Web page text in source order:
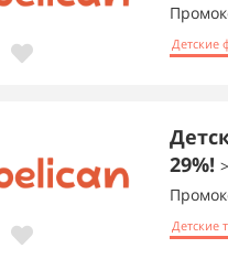
Детские
29%!
Детские